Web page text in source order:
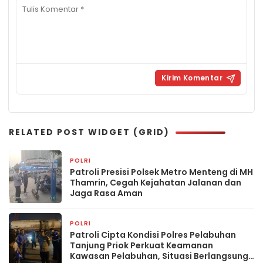
RELATED POST WIDGET (GRID)
POLRI
Patroli Presisi Polsek Metro Menteng di MH
Thamrin, Cegah Kejahatan Jalanan dan
Jaga Rasa Aman
POLRI
Patroli Cipta Kondisi Polres Pelabuhan
Tanjung Priok Perkuat Keamanan
Kawasan Pelabuhan, Situasi Berlangsung